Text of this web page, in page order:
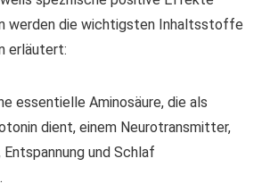
werden die wichtigsten Inhaltsstoffe
erläutert:
essentielle Aminosäure, die als
dient, einem Neurotransmitter,
und Schlaf